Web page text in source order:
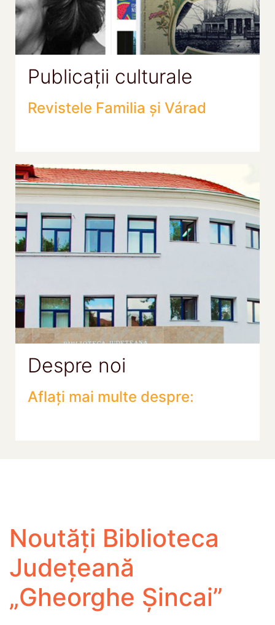
Publicații culturale
Revistele Familia și Várad
Despre noi
Aflați mai multe despre:
Noutăți Biblioteca
Județeană
„Gheorghe Șincai”